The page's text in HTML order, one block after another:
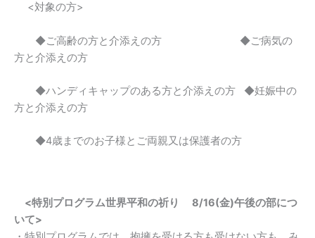
<対象の方>
◆ご高齢の方と介添えの方 ◆ご病気の
方と介添えの方
◆ハンディキャップのある方と介添えの方 ◆妊娠中の
方と介添えの方
◆4歳までのお子様とご両親又は保護者の方
<特別プログラム世界平和の祈り 8/16(金)午後の部につ
いて>